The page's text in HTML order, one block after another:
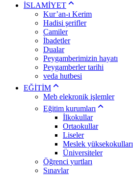
İSLAMİYET
Kur’an-ı Kerim
Hadisi şerifler
Camiler
İbadetler
Dualar
Peygamberimizin hayatı
Peygamberler tarihi
veda hutbesi
EĞİTİM
Meb elekronik işlemler
Eğitim kurumları
İlkokullar
Ortaokullar
Liseler
Meslek yüksekokulları
Üniversiteler
Öğrenci yurtları
Sınavlar